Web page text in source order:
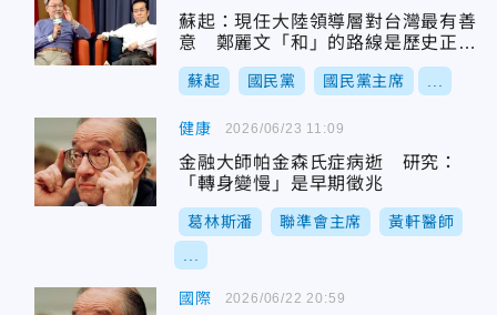
蘇起：現任大陸領導層對台灣最有善
意 鄭麗文「和」的路線是歷史正確
一方
蘇起 國民黨 國民黨主席
健康
金融大師帕金森氏症病逝 研究：
「轉身變慢」是早期徵兆
葛林斯潘 聯準會主席 黃軒醫師
2026/06/23 11:09
國際 2026/06/22 20:59